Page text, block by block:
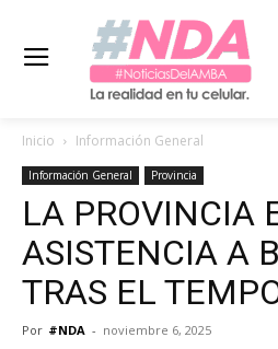
Inicio Información General
Información General Provincia
LA PROVINCIA
ASISTENCIA A
TRAS EL
Por #NDA - noviembre 6, 2025